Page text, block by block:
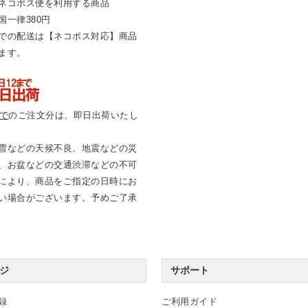
コポス便を利用する商品
一律380円
の配送は【ネコポス対応】商品
す。
のご注文分は、即日出荷いたし
などの天候不良、地震などの災
お盆などの交通渋滞などの不可
より、商品をご指定の日時にお
場合がございます。予めご了承
サポート
ご利用ガイド